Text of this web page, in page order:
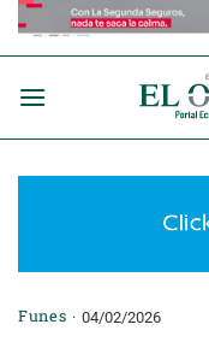
Saltar
Funes 04/02/2026